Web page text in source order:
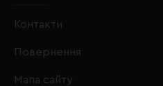
Контакти
Повернення
Мапа сайту